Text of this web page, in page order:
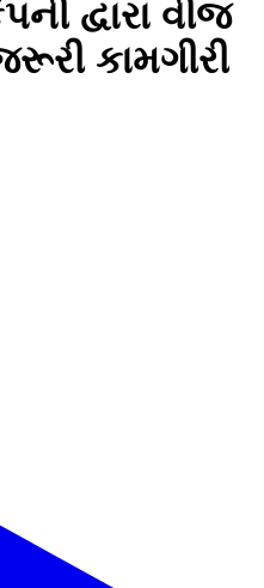
દ્વારા વીજ
કામગીરી